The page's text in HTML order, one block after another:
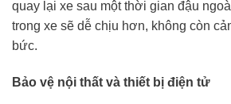
quay lại xe sau một thời gian đậu
trong xe sẽ dễ chịu hơn, không còn
bức.
Bảo vệ nội thất và thiết bị điện tử